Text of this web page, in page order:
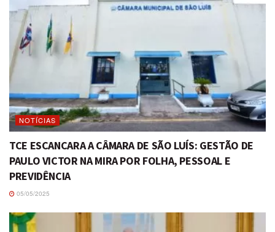
NOTÍCIAS
TCE ESCANCARA A CÂMARA DE SÃO LUÍS: GESTÃO DE
PAULO VICTOR NA MIRA POR FOLHA, PESSOAL E
PREVIDÊNCIA
05/05/2025